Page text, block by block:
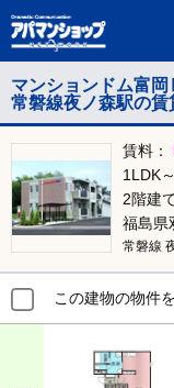
マンションドム富
常磐線夜ノ森駅の賃
賃料：
1LDK
2階建
福島県
常磐線
この建物の物件